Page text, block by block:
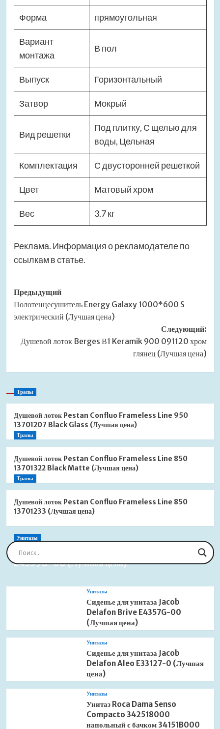
Форма прямоугольная
Вариант
монтажа
В пол
Выпуск Горизонтальный
Затвор Мокрый
Вид решетки
Под плитку, С щелью для
воды, Цельная
Комплектация С двусторонней решеткой
Цвет Матовый хром
Вес 3.7 кг
Реклама. Информация о рекламодателе по
ссылкам в статье.
Навигация
записи
Предыдущий
Полотенцесушитель Energy Galaxy 1000*600 S
электрический (Лучшая цена)
Следующий:
Душевой лоток Berges В1 Keramik 900 091120 хром
глянец (Лучшая цена)
Трапы
Душевой лоток Pestan Confluo Frameless Line 950
13701207 Black Glass (Лучшая цена)
Трапы
Душевой лоток Pestan Confluo Frameless Line 850
13701322 Black Matte (Лучшая цена)
Трапы
Душевой лоток Pestan Confluo Frameless Line 850
13701233 (Лучшая цена)
Унитазы
Сиденье для унитаза Jacob Delafon Brive
E4359G-00 (Лучшая цена)
Унитазы
Сиденье для унитаза Jacob
Delafon Brive E4357G-00
(Лучшая цена)
Унитазы
Сиденье для унитаза Jacob
Delafon Aleo E33127-0 (Лучшая
цена)
Унитазы
Унитаз Roca Dama Senso
Compacto 342518000
напольный с бачком 34151B000